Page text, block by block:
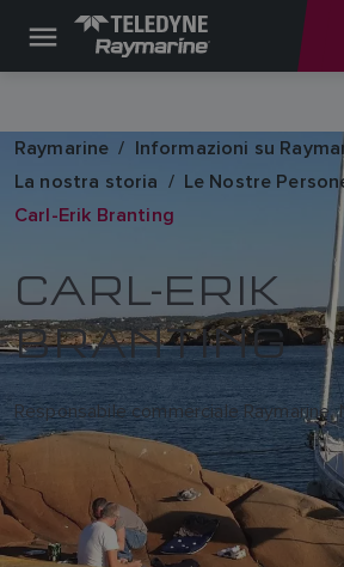
Raymarine
Informazioni su
La nostra storia
Le Nostre
Carl-Erik Branting
CARL-ERIK
BRANTING
Responsabile commerciale Raymarine,